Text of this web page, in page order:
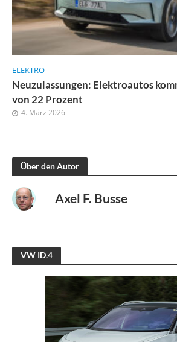
ELEKTRO
Neuzulassungen: Elektroautos
von 22 Prozent
4. März 2026
Über den Autor
Axel F. Busse
VW ID.4